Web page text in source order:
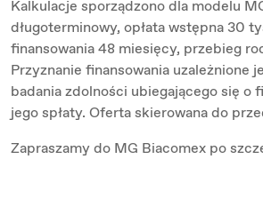
Kalkulacje sporządzono dla modelu
długoterminowy, opłata wstępna 30
finansowania 48 miesięcy, przebieg
Przyznanie finansowania uzależnione
badania zdolności ubiegającego się o
jego spłaty. Oferta skierowana do
Zapraszamy do MG Biacomex po